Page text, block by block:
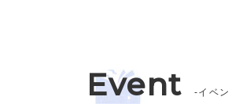
Event -イベン